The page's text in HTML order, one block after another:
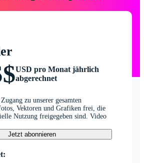
USD pro Monat jährlich
abgerechnet
zu unserer gesamten
Vektoren und Grafiken frei, die
Nutzung freigegeben sind. Video
Jetzt abonnieren